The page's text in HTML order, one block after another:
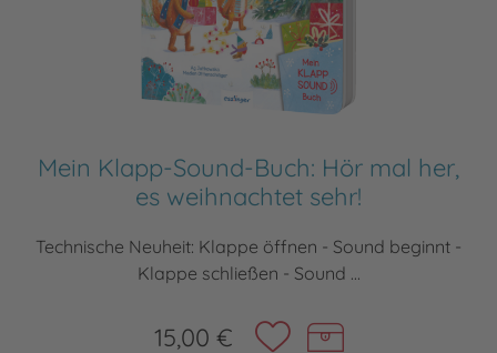
Mein Klapp-Sound-Buch: Hör mal her,
es weihnachtet sehr!
Technische Neuheit: Klappe öffnen - Sound beginnt -
Klappe schließen - Sound ...
15,00 €